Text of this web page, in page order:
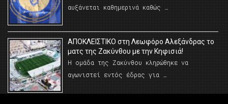
αυξάνεται καθημερινά καθώς …
AΠΟΚΛΕΙΣΤΙΚΟ στη Λεωφόρο Αλεξάνδρας το
ματς της Ζακύνθου με την Κηφισιά!
Η ομάδα της Ζακύνθου κληρώθηκε να
αγωνιστεί εντός έδρας για …